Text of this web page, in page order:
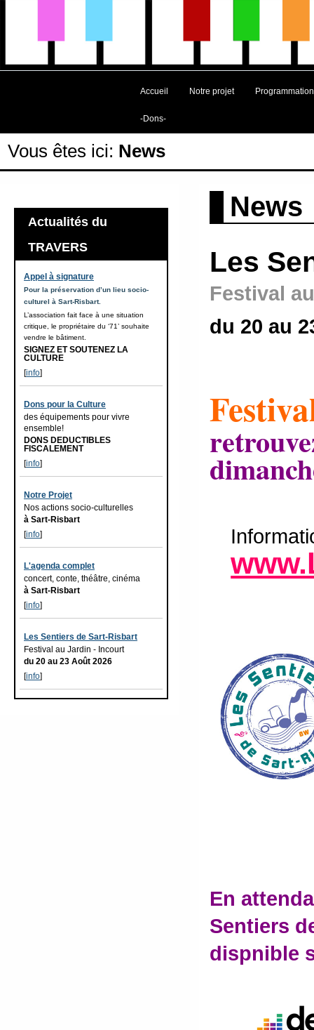
Accueil Notre projet Programmation
-Dons-
Vous êtes ici: News
Actualités du
TRAVERS
Appel à signature
Pour la préservation d’un lieu socio-
culturel à Sart-Risbart.
L’association fait face à une situation
critique, le propriétaire du ‘71’ souhaite
vendre le bâtiment.
SIGNEZ ET SOUTENEZ LA
CULTURE
[info]
Dons pour la Culture
des équipements pour vivre
ensemble!
DONS DEDUCTIBLES
FISCALEMENT
[info]
Notre Projet
Nos actions socio-culturelles
à Sart-Risbart
[info]
L'agenda complet
concert, conte, théâtre, cinéma
à Sart-Risbart
[info]
Les Sentiers de Sart-Risbart
Festival au Jardin - Incourt
du 20 au 23 Août 2026
[info]
News
Les
Festival
du 20 au
En
Sentiers
dispnible